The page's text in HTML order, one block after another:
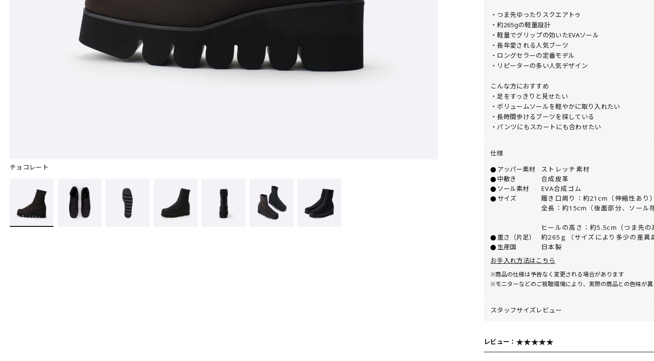
チョコレート
・つま先ゆったりスクエアトゥ
・約265gの軽量設計
・軽量でグリップの効いたEVAソール
・長年愛される人気ブーツ
・ロングセラーの定番モデル
・リピーターの多い人気デザイン
こんな方におすすめ
・足をすっきりと見せたい
・ボリュームソールを軽やかに取り入れたい
・長時間歩けるブーツを探している
・パンツにもスカートにも合わせたい
仕様
アッパー素材
ストレッチ素材
中敷き
合成皮革
ソール素材
EVA合成ゴム
サイズ
履き口周り：約21cm（伸縮性あり
全長：約15cm（後面部分、ソール
ヒールの高さ：約5.5cm（つま先
重さ（片足）
約265ｇ（サイズにより多少の差異
生産国
日本製
お手入れ方法はこちら
※商品の仕様は予告なく変更される場合があります
※モニターなどのご視聴環境により、実際の商品との色味が
スタッフサイズレビュー
レビュー：